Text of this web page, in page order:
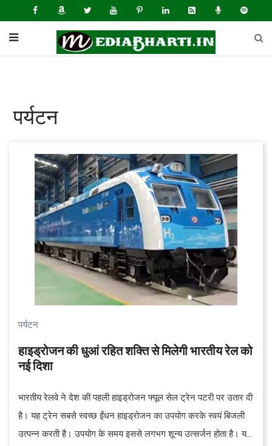
पर्यटन
पर्यटन
हाइड्रोजन की धुआं रहित शक्ति से मिलेगी भारतीय रेल को
नई दिशा
भारतीय रेलवे ने देश की पहली हाइड्रोजन फ्यूल सेल ट्रेन पटरी पर उतार दी
है। यह ट्रेन सबसे स्वच्छ ईंधन हाइड्रोजन का उपयोग करके स्वयं बिजली
उत्पन्न करती है। उपयोग के समय इससे लगभग शून्य उत्सर्जन होता है। यह